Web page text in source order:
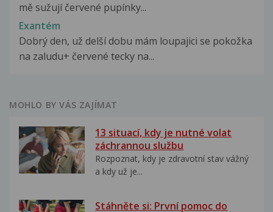
mě sužují červené pupínky...
Exantém
Dobrý den, už delší dobu mám loupajici se pokožka
na zaludu+ červené tecky na...
MOHLO BY VÁS ZAJÍMAT
13 situací, kdy je nutné volat
záchrannou službu
Rozpoznat, kdy je zdravotní stav vážný
a kdy už je...
Stáhněte si: První pomoc do